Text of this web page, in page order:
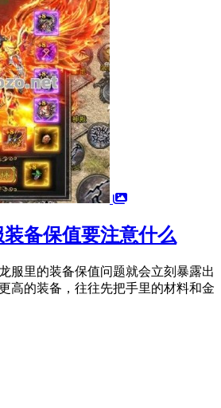
备保值要注意什么
服里的装备保值问题就会立刻暴露出
高的装备，往往先把手里的材料和金